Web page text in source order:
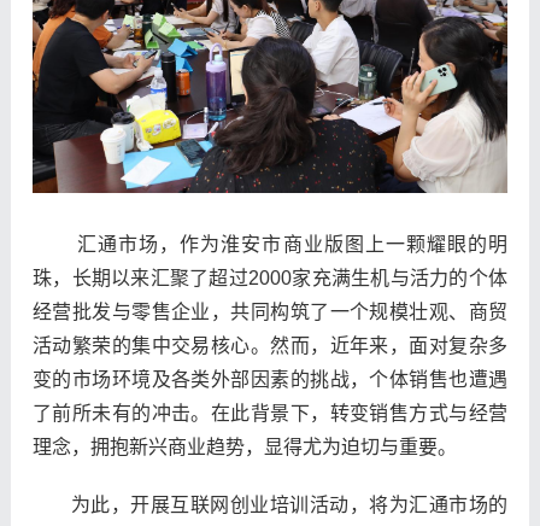
汇通市场，作为淮安市商业版图上一颗耀眼的明
珠，长期以来汇聚了超过2000家充满生机与活力的个体
经营批发与零售企业，共同构筑了一个规模壮观、商贸
活动繁荣的集中交易核心。然而，近年来，面对复杂多
变的市场环境及各类外部因素的挑战，个体销售也遭遇
了前所未有的冲击。在此背景下，转变销售方式与经营
理念，拥抱新兴商业趋势，显得尤为迫切与重要。
为此，开展互联网创业培训活动，将为汇通市场的